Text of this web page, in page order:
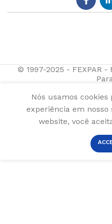
© 1997-2025 - FEXPAR
Nós usamos
experiência em nosso
website, você